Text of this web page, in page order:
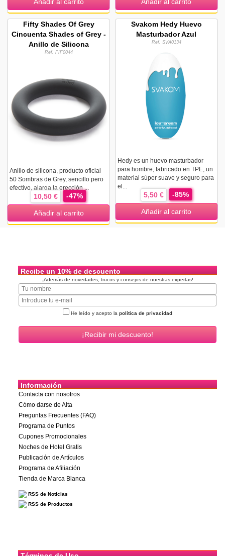
Fifty Shades Of Grey
Cincuenta Shades of Grey -
Anillo de Silicona
Ref. FIF0044
Anillo de silicona, producto oficial
50 Sombras de Grey, sencillo pero
efectivo, alarga la erección ...
10,50 € -47%
Añadir al carrito
Svakom Hedy Huevo
Masturbador Azul
Ref. SVA0134
Hedy es un huevo masturbador
para hombre, fabricado en TPE, un
material súper suave y seguro para
el...
5,50 € -85%
Añadir al carrito
Recibe un 10% de descuento
¡Además de novedades, trucos y consejos de nuestras expertas!
He leído y acepto la política de privacidad
Información
Contacta con nosotros
Cómo darse de Alta
Preguntas Frecuentes (FAQ)
Programa de Puntos
Cupones Promocionales
Noches de Hotel Gratis
Publicación de Artículos
Programa de Afiliación
Tienda de Marca Blanca
RSS de Noticias
RSS de Productos